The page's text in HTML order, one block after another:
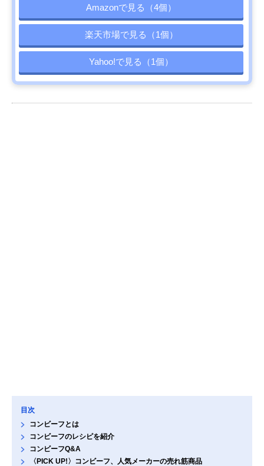
Amazonで見る（4個）
楽天市場で見る（1個）
Yahoo!で見る（1個）
目次
コンビーフとは
コンビーフのレシピを紹介
コンビーフQ&A
〈PICK UP!〉コンビーフ、人気メーカーの売れ筋商品